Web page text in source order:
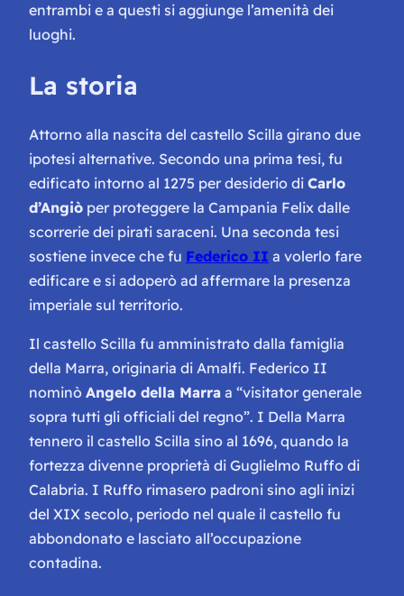
entrambi e a questi si aggiunge l’amenità dei
luoghi.
La storia
Attorno alla nascita del castello Scilla girano due
ipotesi alternative. Secondo una prima tesi, fu
edificato intorno al 1275 per desiderio di Carlo
d’Angiò per proteggere la Campania Felix dalle
scorrerie dei pirati saraceni. Una seconda tesi
sostiene invece che fu Federico II a volerlo fare
edificare e si adoperò ad affermare la presenza
imperiale sul territorio.
Il castello Scilla fu amministrato dalla famiglia
della Marra, originaria di Amalfi. Federico II
nominò Angelo della Marra a “visitator generale
sopra tutti gli officiali del regno”. I Della Marra
tennero il castello Scilla sino al 1696, quando la
fortezza divenne proprietà di Guglielmo Ruffo di
Calabria. I Ruffo rimasero padroni sino agli inizi
del XIX secolo, periodo nel quale il castello fu
abbondonato e lasciato all’occupazione
contadina.